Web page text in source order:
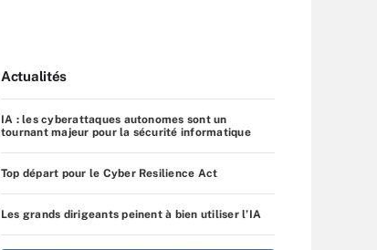
Actualités
IA : les cyberattaques autonomes sont un
tournant majeur pour la sécurité informatique
Top départ pour le Cyber Resilience Act
Les grands dirigeants peinent à bien utiliser l’IA